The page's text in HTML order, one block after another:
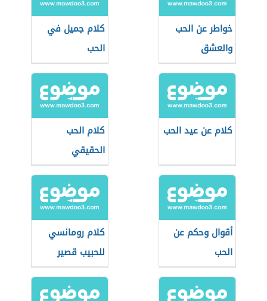
خواطر عن الحب
والعشق
كلام جميل في
الحب
كلام عن عيد الحب
كلام الحب
الحقيقي
أقوال وحكم عن
الحب
كلام رومانسي
للحبيب قصير